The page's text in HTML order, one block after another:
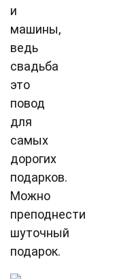
и
машины,
ведь
свадьба
это
повод
для
самых
дорогих
подарков.
Можно
преподнести
шуточный
подарок.